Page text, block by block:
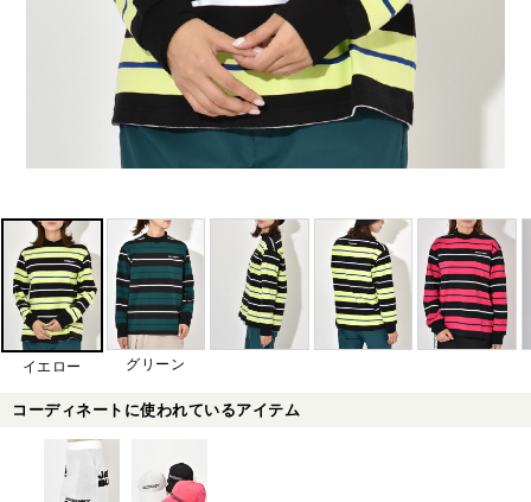
イエロー グリーン
コーディネートに使われているアイテム